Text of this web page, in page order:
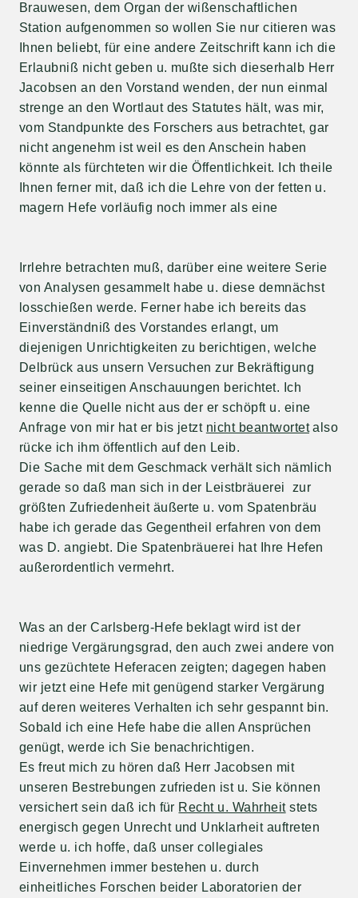
Brauwesen, dem Organ der wißenschaftlichen
Station aufgenommen so wollen Sie nur citieren was
Ihnen beliebt, für eine andere Zeitschrift kann ich die
Erlaubniß nicht geben u. mußte sich dieserhalb Herr
Jacobsen an den Vorstand wenden, der nun einmal
strenge an den Wortlaut des Statutes hält, was mir,
vom Standpunkte des Forschers aus betrachtet, gar
nicht angenehm ist weil es den Anschein haben
könnte als fürchteten wir die Öffentlichkeit. Ich theile
Ihnen ferner mit, daß ich die Lehre von der fetten u.
magern Hefe vorläufig noch immer als eine
Irrlehre betrachten muß, darüber eine weitere Serie
von Analysen gesammelt habe u. diese demnächst
losschießen werde. Ferner habe ich bereits das
Einverständniß des Vorstandes erlangt, um
diejenigen Unrichtigkeiten zu berichtigen, welche
Delbrück aus unsern Versuchen zur Bekräftigung
seiner einseitigen Anschauungen berichtet. Ich
kenne die Quelle nicht aus der er schöpft u. eine
Anfrage von mir hat er bis jetzt nicht beantwortetalso
rücke ich ihm öffentlich auf den Leib.
Die Sache mit dem Geschmack verhält sich nämlich
gerade so daß man sich in der Leistbräuerei zur
größten Zufriedenheit äußerte u. vom Spatenbräu
habe ich gerade das Gegentheil erfahren von dem
was D. angiebt. Die Spatenbräuerei hat Ihre Hefen
außerordentlich vermehrt.
Was an der Carlsberg-Hefe beklagt wird ist der
niedrige Vergärungsgrad, den auch zwei andere von
uns gezüchtete Heferacen zeigten; dagegen haben
wir jetzt eine Hefe mit genügend starker Vergärung
auf deren weiteres Verhalten ich sehr gespannt bin.
Sobald ich eine Hefe habe die allen Ansprüchen
genügt, werde ich Sie benachrichtigen.
Es freut mich zu hören daß Herr Jacobsen mit
unseren Bestrebungen zufrieden ist u. Sie können
versichert sein daß ich für Recht u. Wahrheitstets
energisch gegen Unrecht und Unklarheit auftreten
werde u. ich hoffe, daß unser collegiales
Einvernehmen immer bestehen u. durch
einheitliches Forschen beider Laboratorien der